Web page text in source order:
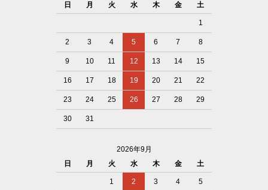
日
月 火 水 木 金 土
1
2 3 4 5 6 7 8
9 10 11 12 13 14 15
16 17 18 19 20 21 22
23 24 25 26 27 28 29
30 31
2026年9月
日
月 火 水 木 金 土
1 2 3 4 5